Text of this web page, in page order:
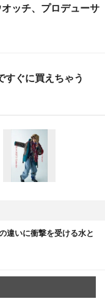
オッチ、プロデューサ
すぐに買えちゃう
違いに衝撃を受ける水と